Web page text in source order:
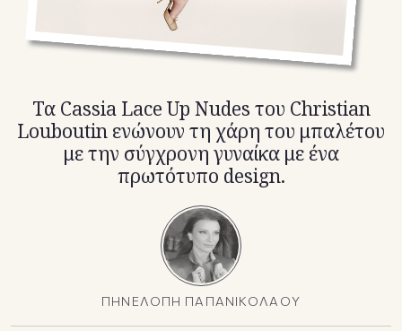
Τα Cassia Lace Up Nudes του Christian
Louboutin ενώνουν τη χάρη του μπαλέτου
με την σύγχρονη γυναίκα με ένα
πρωτότυπο design.
ΠΗΝΕΛΟΠΗ ΠΑΠΑΝΙΚΟΛΑΟΥ